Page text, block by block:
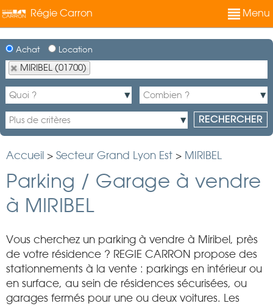
Régie Carron Menu
Achat Location
MIRIBEL (01700)
Accueil > Secteur Grand Lyon Est > MIRIBEL
Parking / Garage à vendre
à MIRIBEL
Vous cherchez un parking à vendre à Miribel, près
de votre résidence ? REGIE CARRON propose des
stationnements à la vente : parkings en intérieur ou
en surface, au sein de résidences sécurisées, ou
garages fermés pour une ou deux voitures. Les